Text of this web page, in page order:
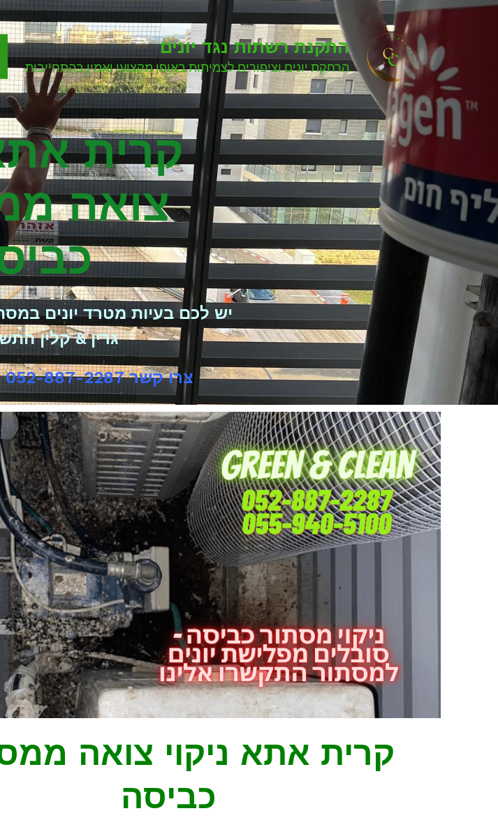
התקנת רשתות נגד יונים
הרחקת יונים וציפורים לצמיתות באופן מקצועי ואמין בהתחייבות
קרית
צואה
יש לכם בעיות מטרד יונים
גרין & קלין
צרו קשר 052-887-2287 או 055-940-5100
קרית אתא ניקוי צואה
כביסה